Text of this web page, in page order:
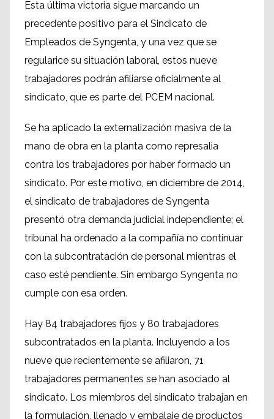
Esta última victoria sigue marcando un
precedente positivo para el Sindicato de
Empleados de Syngenta, y una vez que se
regularice su situación laboral, estos nueve
trabajadores podrán afiliarse oficialmente al
sindicato, que es parte del PCEM nacional.
Se ha aplicado la externalización masiva de la
mano de obra en la planta como represalia
contra los trabajadores por haber formado un
sindicato. Por este motivo, en diciembre de 2014,
el sindicato de trabajadores de Syngenta
presentó otra demanda judicial independiente; el
tribunal ha ordenado a la compañía no continuar
con la subcontratación de personal mientras el
caso esté pendiente. Sin embargo Syngenta no
cumple con esa orden.
Hay 84 trabajadores fijos y 80 trabajadores
subcontratados en la planta. Incluyendo a los
nueve que recientemente se afiliaron, 71
trabajadores permanentes se han asociado al
sindicato. Los miembros del sindicato trabajan en
la formulación, llenado y embalaje de productos